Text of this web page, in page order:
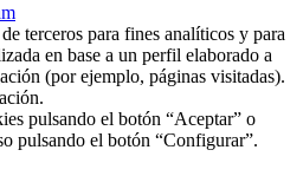
terceros para fines analíticos y para
en base a un perfil elaborado a
(por ejemplo, páginas visitadas).
pulsando el botón “Aceptar” o
pulsando el botón “Configurar”.